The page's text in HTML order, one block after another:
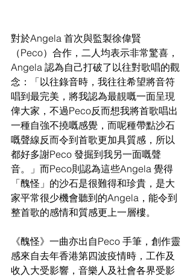
對於Angela 首次與監製徐偉賢
（Peco）合作，二人均表示非常驚喜，
Angela 認為自己打破了以往對歌唱的觀
念：「以往錄音時，我往往希望將音符
唱到最完美，將我認為最靚嘅一面呈現
俾大家，不過Peco反而想我將首歌唱出
一種自強不撓嘅感覺，而呢種帶點沙石
嘅聲線反而令到首歌更加具質感，所以
都好多謝Peco 發掘到我另一面嘅聲
音。」而Peco則認為這些Angela 覺得
「醜怪」的沙石是很難得和珍貴，是大
家平常很少機會聽到的Angela，能令到
整首歌的感情和質感更上一層樓。
《醜怪》一曲亦出自Peco 手筆，創作靈
感來自去年香港第四波疫情時，工作及
收入大受影響，音樂人及社會各界受影